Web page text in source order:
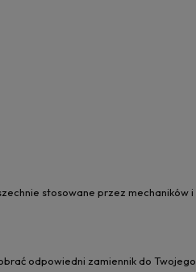
stosowane przez mechaników i
odpowiedni zamiennik do Twojego